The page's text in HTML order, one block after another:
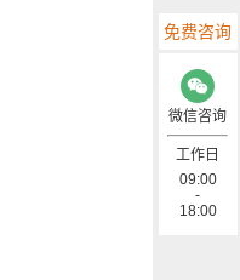
免费咨询
微信咨询
工作日
09:00
-
18:00